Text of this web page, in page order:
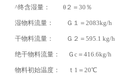
^终含湿量： θ２＝30％
湿物料流量： Ｇ１＝2083kg/h
干物料流量： Ｇ２＝595.1 kg/h
绝干物料流量： Ｇc＝416.6kg/h
物料初始温度： ｔ1＝20℃